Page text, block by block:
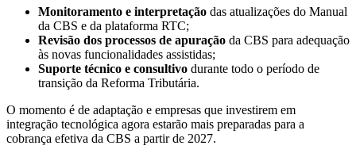
Monitoramento e interpretação das atualizações do Manual
da CBS e da plataforma RTC;
Revisão dos processos de apuração da CBS para adequação
às novas funcionalidades assistidas;
Suporte técnico e consultivo durante todo o período de
transição da Reforma Tributária.
O momento é de adaptação e empresas que investirem em
integração tecnológica agora estarão mais preparadas para a
cobrança efetiva da CBS a partir de 2027.